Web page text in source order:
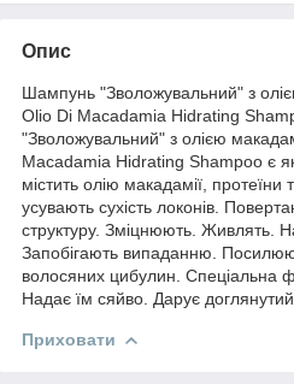
Опис
Шампунь "Зволожувальний" з
Olio Di Macadamia Hidrating
"Зволожувальний" з олією
Macadamia Hidrating Shampoo є
містить олію макадамії, протеїни
усувають сухість локонів.
структуру. Зміцнюють. Живлять.
Запобігають випаданню.
волосяних цибулин. Спеціальна
Надає їм сяйво. Дарує доглянутий
Приховати